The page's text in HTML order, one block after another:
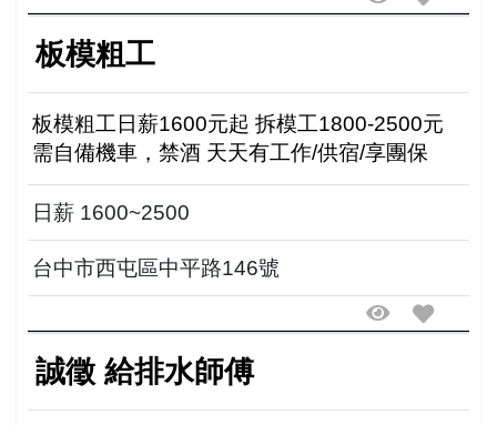
板模粗工
板模粗工日薪1600元起 拆模工1800-2500元
需自備機車，禁酒 天天有工作/供宿/享團保
日薪 1600~2500
台中市西屯區中平路146號
誠徵 給排水師傅